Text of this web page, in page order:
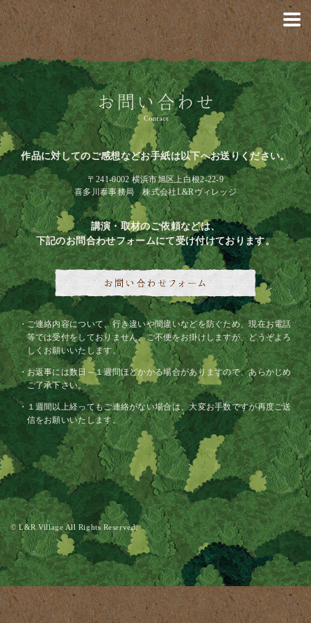
作品に対してのご感想などお手紙は以下へお送りください。
〒241-0002 横浜市旭区上白根2-22-9
喜多川泰事務局 株式会社L&Rヴィレッジ
講演・取材のご依頼などは、
下記のお問合わせフォームにて受け付けております。
ご連絡内容について、行き違いや間違いなどを防ぐため、現在お電話
等では受付をしておりません。ご不便をお掛けしますが、どうぞよろ
しくお願いいたします。
お返事には数日～１週間ほどかかる場合がありますので、あらかじめ
ご了承下さい。
１週間以上経ってもご連絡がない場合は、大変お手数ですが再度ご送
信をお願いいたします。
© L&R Village All Rights Reserved.